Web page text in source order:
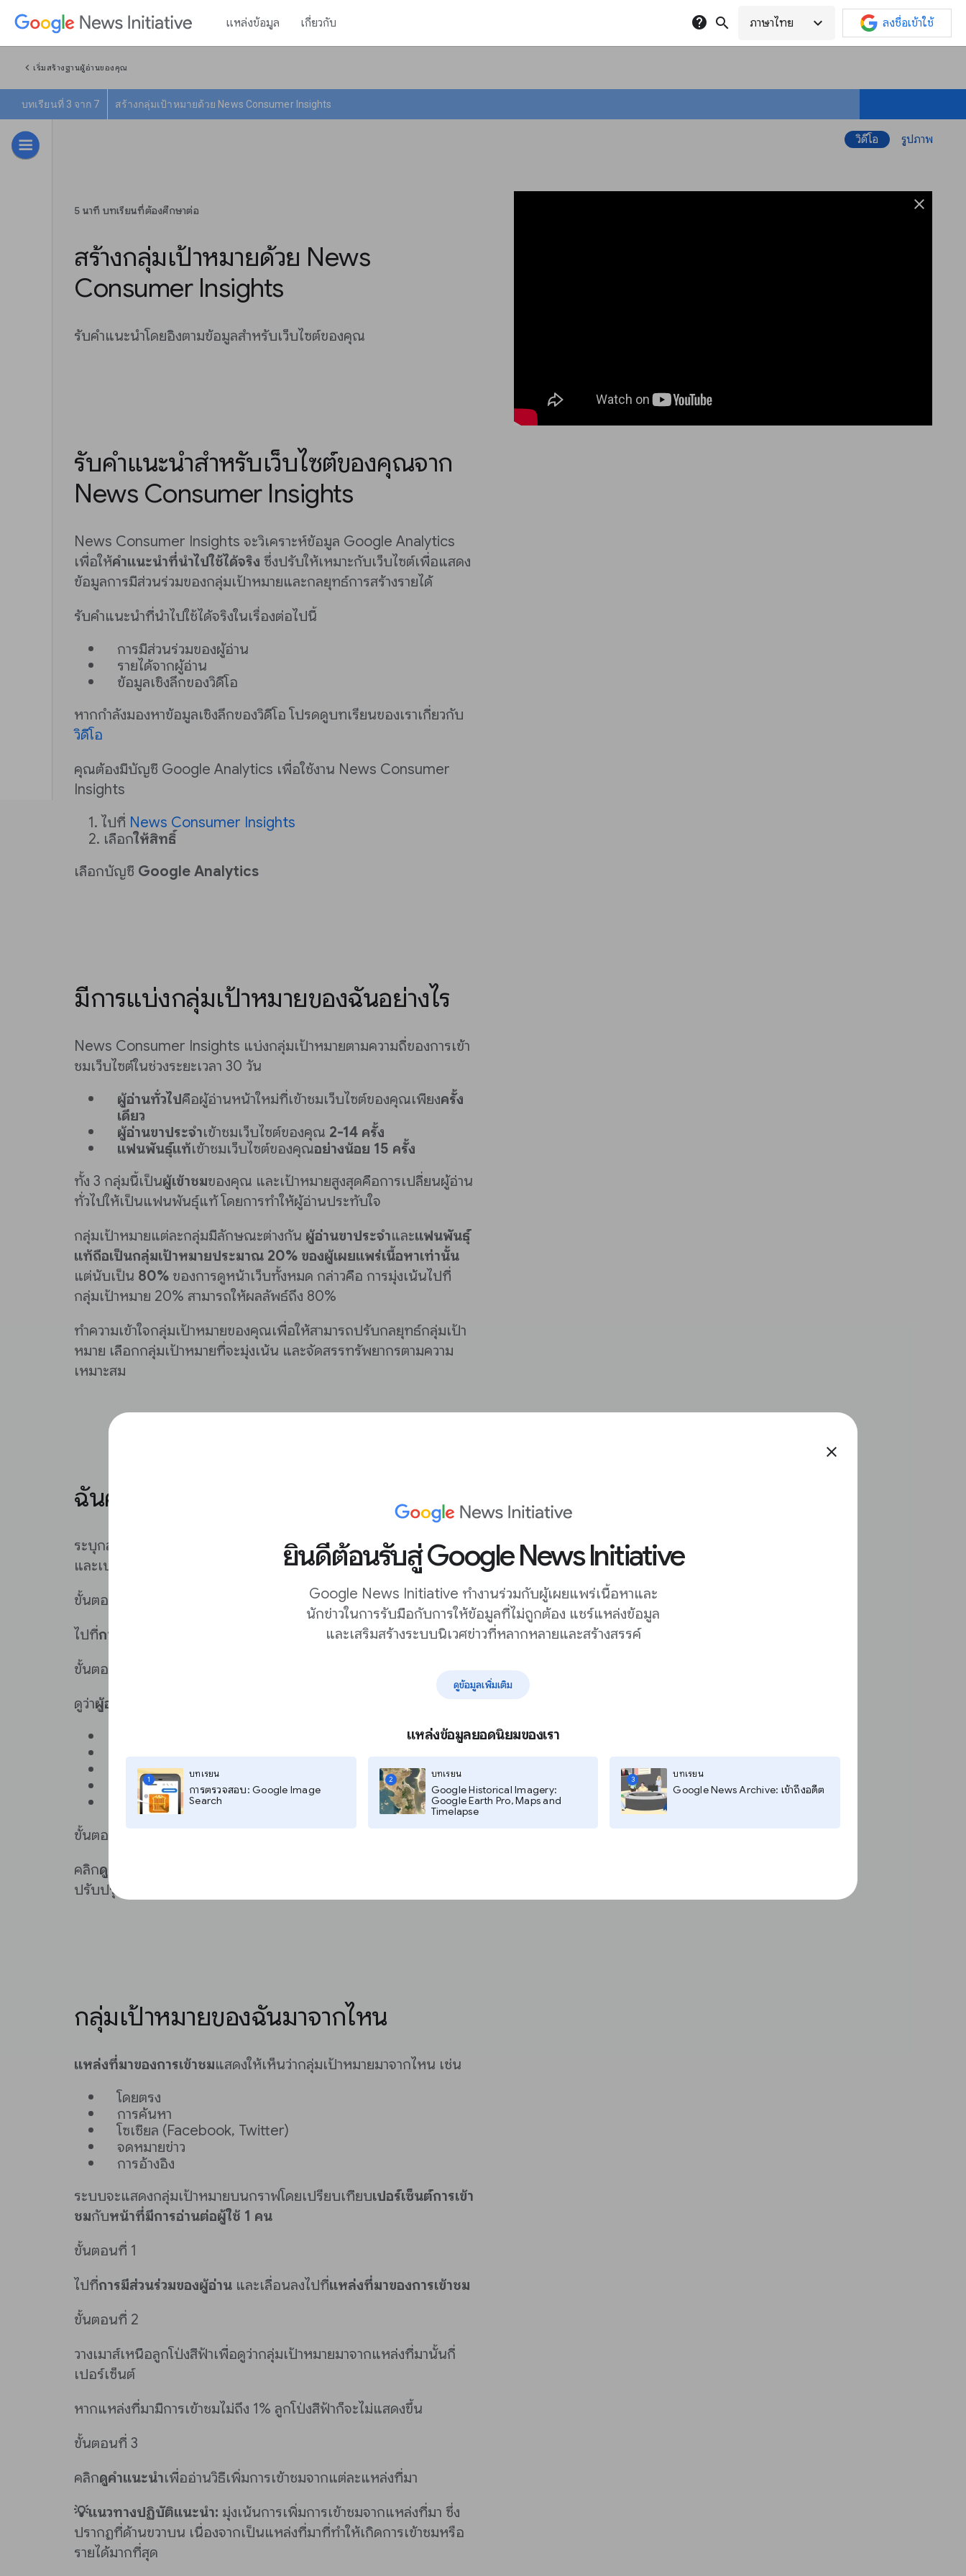
แหล่งข้อมูล เกี่ยวกับ help search ภาษาไทย expand_more ลงชื่อเข้าใช้
close
ยินดีต้อนรับสู่ Google News Initiative
Google News Initiative ทำงานร่วมกับผู้เผยแพร่เนื้อหาและ
นักข่าวในการรับมือกับการให้ข้อมูลที่ไม่ถูกต้อง แชร์แหล่งข้อมูล
และเสริมสร้างระบบนิเวศข่าวที่หลากหลายและสร้างสรรค์
ดูข้อมูลเพิ่มเติม
แหล่งข้อมูลยอดนิยมของเรา
1
บทเรียน
การตรวจสอบ: Google Image
Search
2
บทเรียน
Google Historical Imagery:
Google Earth Pro, Maps and
Timelapse
3
บทเรียน
Google News Archive: เข้าถึงอดีต
chevron_left เริ่มสร้างฐานผู้อ่านของคุณ
บทเรียนที่ 3 จาก 7 สร้างกลุ่มเป้าหมายด้วย News Consumer Insights
วิดีโอ รูปภาพ
close
5 นาที บทเรียนที่ต้องศึกษาต่อ
สร้างกลุ่มเป้าหมายด้วย News
Consumer Insights
รับคำแนะนำโดยอิงตามข้อมูลสำหรับเว็บไซต์ของคุณ
รับคำแนะนำสำหรับเว็บไซต์ของคุณจาก
News Consumer Insights
News Consumer Insights จะวิเคราะห์ข้อมูล Google Analytics
เพื่อให้คำแนะนำที่นำไปใช้ได้จริง ซึ่งปรับให้เหมาะกับเว็บไซต์เพื่อแสดง
ข้อมูลการมีส่วนร่วมของกลุ่มเป้าหมายและกลยุทธ์การสร้างรายได้
รับคำแนะนำที่นำไปใช้ได้จริงในเรื่องต่อไปนี้
การมีส่วนร่วมของผู้อ่าน
รายได้จากผู้อ่าน
ข้อมูลเชิงลึกของวิดีโอ
หากกำลังมองหาข้อมูลเชิงลึกของวิดีโอ โปรดดูบทเรียนของเราเกี่ยวกับ
วิดีโอ
คุณต้องมีบัญชี Google Analytics เพื่อใช้งาน News Consumer
Insights
ไปที่ News Consumer Insights
เลือกให้สิทธิ์
เลือกบัญชี Google Analytics
มีการแบ่งกลุ่มเป้าหมายของฉันอย่างไร
News Consumer Insights แบ่งกลุ่มเป้าหมายตามความถี่ของการเข้า
ชมเว็บไซต์ในช่วงระยะเวลา 30 วัน
ผู้อ่านทั่วไปคือผู้อ่านหน้าใหม่ที่เข้าชมเว็บไซต์ของคุณเพียงครั้ง
เดียว
ผู้อ่านขาประจำเข้าชมเว็บไซต์ของคุณ 2-14 ครั้ง
แฟนพันธ์ุแท้เข้าชมเว็บไซต์ของคุณอย่างน้อย 15 ครั้ง
ทั้ง 3 กลุ่มนี้เป็นผู้เข้าชมของคุณ และเป้าหมายสูงสุดคือการเปลี่ยนผู้อ่าน
ทั่วไปให้เป็นแฟนพันธ์ุแท้ โดยการทำให้ผู้อ่านประทับใจ
กลุ่มเป้าหมายแต่ละกลุ่มมีลักษณะต่างกัน ผู้อ่านขาประจำและแฟนพันธ์ุ
แท้ถือเป็นกลุ่มเป้าหมายประมาณ 20% ของผู้เผยแพร่เนื้อหาเท่านั้น
แต่นับเป็น 80% ของการดูหน้าเว็บทั้งหมด กล่าวคือ การมุ่งเน้นไปที่
กลุ่มเป้าหมาย 20% สามารถให้ผลลัพธ์ถึง 80%
ทำความเข้าใจกลุ่มเป้าหมายของคุณเพื่อให้สามารถปรับกลยุทธ์กลุ่มเป้า
หมาย เลือกกลุ่มเป้าหมายที่จะมุ่งเน้น และจัดสรรทรัพยากรตามความ
เหมาะสม
ฉันควรมุ่งเน้นไปที่กลุ่มเป้าหมายใด
ระบุกลุ่มเป้าหมายที่จะมุ่งเน้นโดยดูภาพรวมของกลุ่มเป้าหมายแต่ละกลุ่ม
และเปรียบเทียบการมีส่วนร่วม
ขั้นตอนที่ 1
ไปที่การมีส่วนร่วมของผู้อ่าน
ขั้นตอนที่ 2
ดูว่าผู้อ่านทั่วไป ผู้อ่านขาประจำ
กลุ่มเป้าหมายสร้างรายได้จากโฆษณาให้มากน้อยเพียงใด
กลุ่มเป้าหมายมีส่วนร่วมเพียงใด
กลุ่มเป้าหมายเข้าชมบ่อยแค่ไหน
ขั้นตอนที่ 3
คลิกดูคำแนะนำ
ปรับปรุงได้
กลุ่มเป้าหมายของฉันมาจากไหน
แหล่งที่มาของการเข้าชมแสดงให้เห็นว่ากลุ่มเป้าหมายมาจากไหน เช่น
โดยตรง
การค้นหา
โซเชียล (Facebook, Twitter)
จดหมายข่าว
การอ้างอิง
ระบบจะแสดงกลุ่มเป้าหมายบนกราฟโดยเปรียบเทียบเปอร์เซ็นต์การเข้า
ชมกับหน้าที่มีการอ่านต่อผู้ใช้ 1 คน
ขั้นตอนที่ 1
ไปที่การมีส่วนร่วมของผู้อ่าน และเลื่อนลงไปที่แหล่งที่มาของการเข้าชม
ขั้นตอนที่ 2
วางเมาส์เหนือลูกโป่งสีฟ้าเพื่อดูว่ากลุ่มเป้าหมายมาจากแหล่งที่มานั้นกี่
เปอร์เซ็นต์
หากแหล่งที่มามีการเข้าชมไม่ถึง 1% ลูกโป่งสีฟ้าก็จะไม่แสดงขึ้น
ขั้นตอนที่ 3
คลิกดูคำแนะนำเพื่ออ่านวิธีเพิ่มการเข้าชมจากแต่ละแหล่งที่มา
💡แนวทางปฏิบัติแนะนำ: มุ่งเน้นการเพิ่มการเข้าชมจากแหล่งที่มา ซึ่ง
ปรากฏที่ด้านขวาบน เนื่องจากเป็นแหล่งที่มาที่ทำให้เกิดการเข้าชมหรือ
รายได้มากที่สุด